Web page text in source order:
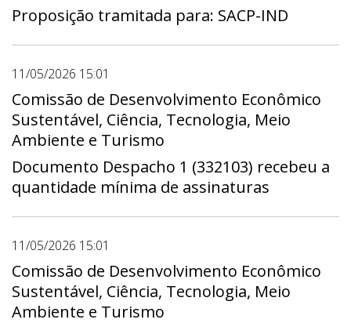
Proposição tramitada para: SACP-IND
11/05/2026 15:01
Comissão de Desenvolvimento Econômico
Sustentável, Ciência, Tecnologia, Meio
Ambiente e Turismo
Documento Despacho 1 (332103) recebeu a
quantidade mínima de assinaturas
11/05/2026 15:01
Comissão de Desenvolvimento Econômico
Sustentável, Ciência, Tecnologia, Meio
Ambiente e Turismo